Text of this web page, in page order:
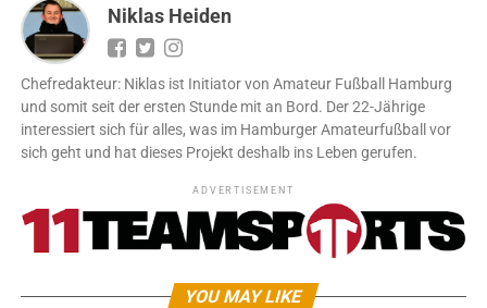
Niklas Heiden
Chefredakteur: Niklas ist Initiator von Amateur Fußball Hamburg
und somit seit der ersten Stunde mit an Bord. Der 22-Jährige
interessiert sich für alles, was im Hamburger Amateurfußball vor
sich geht und hat dieses Projekt deshalb ins Leben gerufen.
ADVERTISEMENT
YOU MAY LIKE